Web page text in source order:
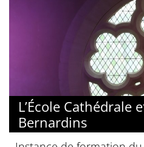
L’École Cathédrale
Bernardins